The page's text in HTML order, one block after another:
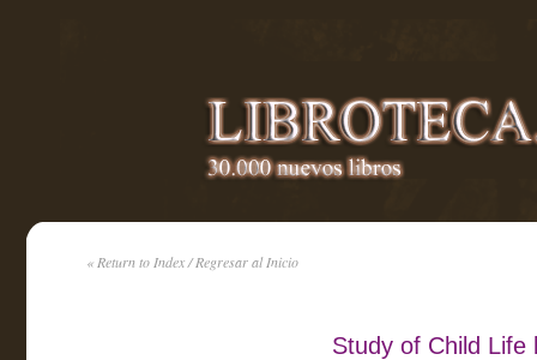
« Return to Index / Regresar al Inicio
Study of Child Life